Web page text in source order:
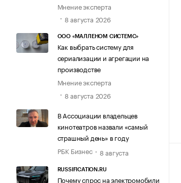
Мнение эксперта
8 августа 2026
ООО «МАЛЛЕНОМ СИСТЕМС»
Как выбрать систему для
сериализации и агрегации на
производстве
Мнение эксперта
8 августа 2026
В Ассоциации владельцев
кинотеатров назвали «самый
страшный день» в году
РБК Бизнес
8 августа
RUSSIFICATION.RU
Почему спрос на электромобили